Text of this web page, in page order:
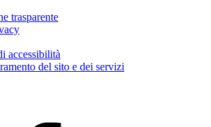
trasparente
accessibilità
del sito e dei servizi